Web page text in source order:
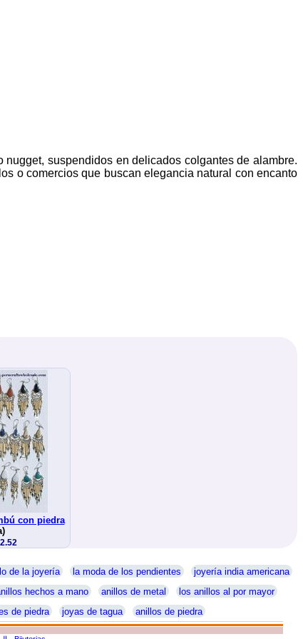
suspendidos en delicados colgantes de alambre.
o comercios que buscan elegancia natural con encanto
con piedra
de la joyería la moda de los pendientes
joyería india americana
hechos a mano anillos de metal
los anillos al por mayor
de piedra joyas de tagua anillos de piedra